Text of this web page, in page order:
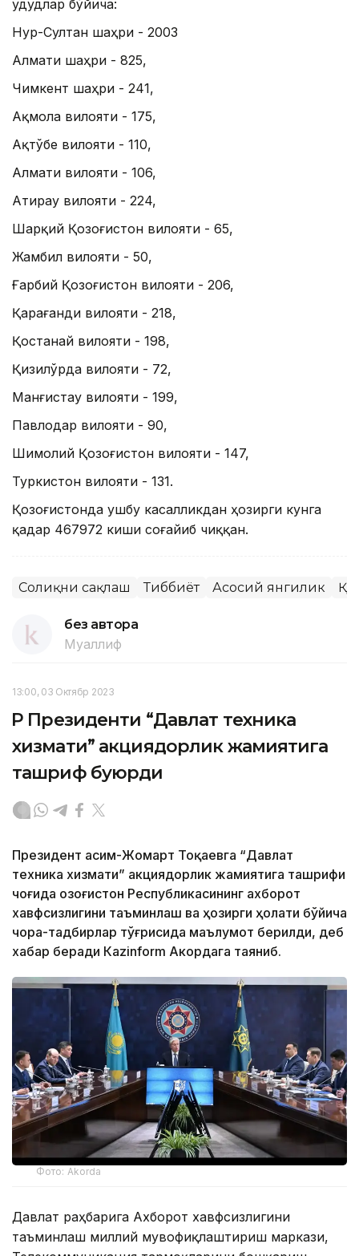
Ҳудудлар бўйича:
Нур-Султан шаҳри - 2003
Алмати шаҳри - 825,
Чимкент шаҳри - 241,
Ақмола вилояти - 175,
Ақтўбе вилояти - 110,
Алмати вилояти - 106,
Атирау вилояти - 224,
Шарқий Қозоғистон вилояти - 65,
Жамбил вилояти - 50,
Ғарбий Қозоғистон вилояти - 206,
Қарағанди вилояти - 218,
Қостанай вилояти - 198,
Қизилўрда вилояти - 72,
Манғистау вилояти - 199,
Павлодар вилояти - 90,
Шимолий Қозоғистон вилояти - 147,
Туркистон вилояти - 131.
Қозоғистонда ушбу касалликдан ҳозирги кунга
қадар 467972 киши соғайиб чиққан.
Соғлиқни сақлаш Тиббиёт Асосий янгилик ҚР
без автора
Муаллиф
13:00, 03 Октябр 2023
ҚР Президенти “Давлат техника
хизмати” акциядорлик жамиятига
ташриф буюрди
Президент Қасим-Жомарт Тоқаевга “Давлат
техника хизмати” акциядорлик жамиятига ташрифи
чоғида Қозоғистон Республикасининг ахборот
хавфсизлигини таъминлаш ва ҳозирги ҳолати бўйича
чора-тадбирлар тўғрисида маълумот берилди, деб
хабар беради Каzinform Акордага таяниб.
Фото: Akorda
Давлат раҳбарига Ахборот хавфсизлигини
таъминлаш миллий мувофиқлаштириш маркази,